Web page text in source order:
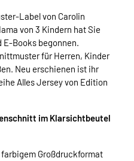
Label von Carolin
von 3 Kindern hat Sie
Books begonnen.
für Herren, Kinder
Neu erschienen ist ihr
Alles Jersey von Edition
im Klarsichtbeutel
Großdruckformat